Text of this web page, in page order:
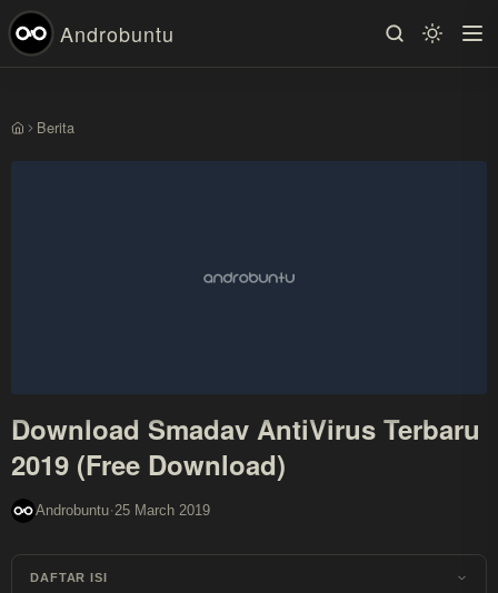
Androbuntu
Beranda
Berita
Download Smadav AntiVirus Terbaru
2019 (Free Download)
Androbuntu·25 March 2019
DAFTAR ISI